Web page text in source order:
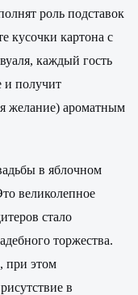
роль подставок
кусочки картона с
каждый гость
и получит
желание) ароматным
в яблочном
великолепное
стало
торжества.
при этом
в